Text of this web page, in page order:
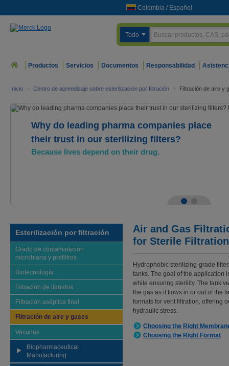
Colombia / Español
Todo
Productos Servicios Documentos Responsabilidad
Inicio > Centro de aprendizaje sobre esterilización por filtración > Filtración de aire y
Why do leading pharma companies place
their trust in our sterilizing filters?
Because lives depend on their drug.
Esterilización por filtración
Grado de contaminación
microbiana y prefiltros
Biotecnología
Filtración de líquidos
Filtración aséptica final
Filtración de aire y gases
Vacunas
Biopharmaceutical
Manufacturing
Air and Gas
for Sterile Filtration
Hydrophobic sterilizing-grade
tanks. The goal of the application
while ensuring sterility. The tank
the gas as it flows in or out of the
formats for vent filtration, offering
hydraulic stress.
Choosing the Right
Choosing the Right Format